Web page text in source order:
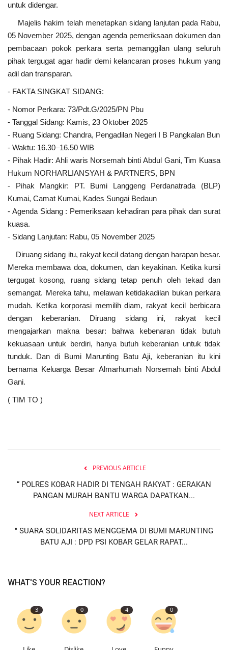
untuk didengar.
Majelis hakim telah menetapkan sidang lanjutan pada Rabu,
05 November 2025, dengan agenda pemeriksaan dokumen dan
pembacaan pokok perkara serta pemanggilan ulang seluruh
pihak tergugat agar hadir demi kelancaran proses hukum yang
adil dan transparan.
- FAKTA SINGKAT SIDANG:
- Nomor Perkara: 73/Pdt.G/2025/PN Pbu
- Tanggal Sidang: Kamis, 23 Oktober 2025
- Ruang Sidang: Chandra, Pengadilan Negeri I B Pangkalan Bun
- Waktu: 16.30–16.50 WIB
- Pihak Hadir: Ahli waris Norsemah binti Abdul Gani, Tim Kuasa
Hukum NORHARLIANSYAH & PARTNERS, BPN
- Pihak Mangkir: PT. Bumi Langgeng Perdanatrada (BLP)
Kumai, Camat Kumai, Kades Sungai Bedaun
- Agenda Sidang : Pemeriksaan kehadiran para pihak dan surat
kuasa.
- Sidang Lanjutan: Rabu, 05 November 2025
Diruang sidang itu, rakyat kecil datang dengan harapan besar.
Mereka membawa doa, dokumen, dan keyakinan. Ketika kursi
tergugat kosong, ruang sidang tetap penuh oleh tekad dan
semangat. Mereka tahu, melawan ketidakadilan bukan perkara
mudah. Ketika korporasi memilih diam, rakyat kecil berbicara
dengan keberanian. Diruang sidang ini, rakyat kecil
mengajarkan makna besar: bahwa kebenaran tidak butuh
kekuasaan untuk berdiri, hanya butuh keberanian untuk tidak
tunduk. Dan di Bumi Marunting Batu Aji, keberanian itu kini
bernama Keluarga Besar Almarhumah Norsemah binti Abdul
Gani.
( TIM TO )
PREVIOUS ARTICLE
“ POLRES KOBAR HADIR DI TENGAH RAKYAT : GERAKAN
PANGAN MURAH BANTU WARGA DAPATKAN...
NEXT ARTICLE
" SUARA SOLIDARITAS MENGGEMA DI BUMI MARUNTING
BATU AJI : DPD PSI KOBAR GELAR RAPAT...
WHAT'S YOUR REACTION?
3 0 4 0